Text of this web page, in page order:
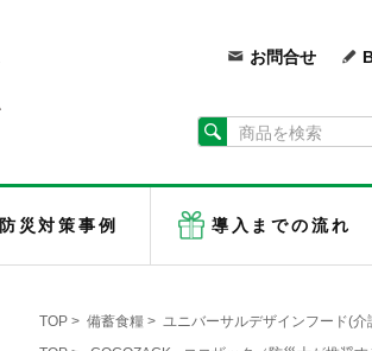
お問合せ
防災対策事例 導入までの流れ
TOP > 備蓄食糧 > ユニバーサルデザインフード(介